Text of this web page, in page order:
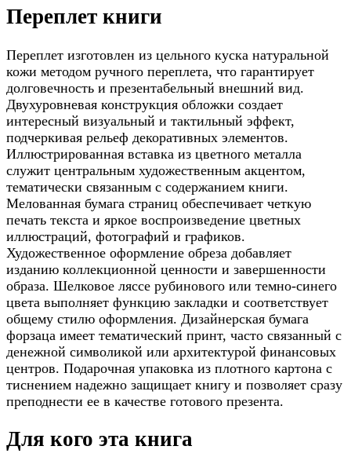
Переплет книги
Переплет изготовлен из цельного куска натуральной
кожи методом ручного переплета, что гарантирует
долговечность и презентабельный внешний вид.
Двухуровневая конструкция обложки создает
интересный визуальный и тактильный эффект,
подчеркивая рельеф декоративных элементов.
Иллюстрированная вставка из цветного металла
служит центральным художественным акцентом,
тематически связанным с содержанием книги.
Мелованная бумага страниц обеспечивает четкую
печать текста и яркое воспроизведение цветных
иллюстраций, фотографий и графиков.
Художественное оформление обреза добавляет
изданию коллекционной ценности и завершенности
образа. Шелковое ляссе рубинового или темно-синего
цвета выполняет функцию закладки и соответствует
общему стилю оформления. Дизайнерская бумага
форзаца имеет тематический принт, часто связанный с
денежной символикой или архитектурой финансовых
центров. Подарочная упаковка из плотного картона с
тиснением надежно защищает книгу и позволяет сразу
преподнести ее в качестве готового презента.
Для кого эта книга